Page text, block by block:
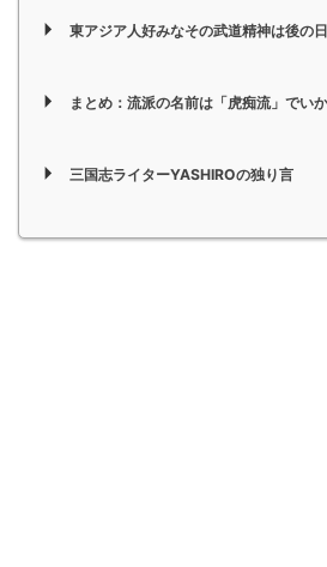
東アジア人好みなその武道精神は後の
まとめ：流派の名前は「虎痴流」でい
三国志ライターYASHIROの独り言